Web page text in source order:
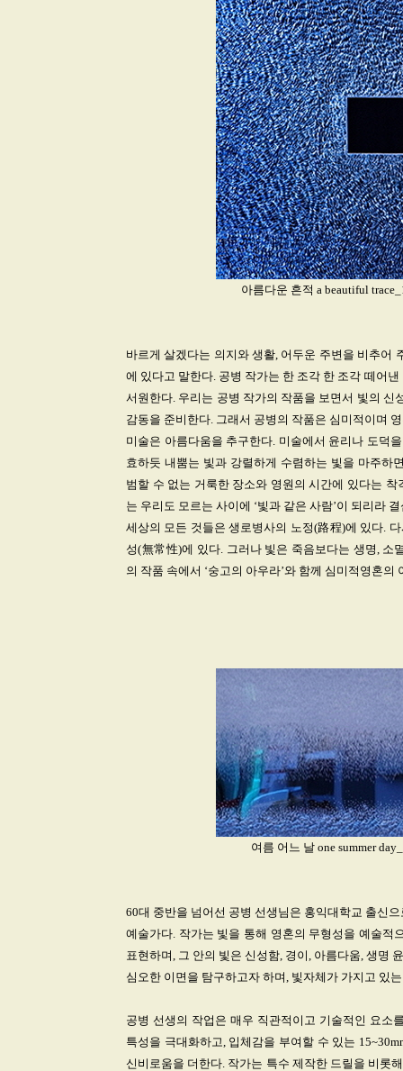
아름다운 흔적 a beautiful
바르게 살겠다는 의지와 생활, 어두운 주변을 비추어
에 있다고 말한다. 공병 작가는 한 조각 한 조각 떼어
서원한다. 우리는 공병 작가의 작품을 보면서 빛의 신
감동을 준비한다. 그래서 공병의 작품은 심미적이며
미술은 아름다움을 추구한다. 미술에서 윤리나 도덕
효하듯 내뿜는 빛과 강렬하게 수렴하는 빛을 마주하
범할 수 없는 거룩한 장소와 영원의 시간에 있다는
는 우리도 모르는 사이에 ‘빛과 같은 사람’이 되리라
세상의 모든 것들은 생로병사의 노정(路程)에 있다.
성(無常性)에 있다. 그러나 빛은 죽음보다는 생명, 소
의 작품 속에서 ‘숭고의 아우라’와 함께 심미적영혼의
여름 어느 날 one summer
60대 중반을 넘어선 공병 선생님은 홍익대학교 출신
예술가다. 작가는 빛을 통해 영혼의 무형성을 예술적
표현하며, 그 안의 빛은 신성함, 경이, 아름다움, 생명
심오한 이면을 탐구하고자 하며, 빛자체가 가지고 있
공병 선생의 작업은 매우 직관적이고 기술적인 요소
특성을 극대화하고, 입체감을 부여할 수 있는
신비로움을 더한다. 작가는 특수 제작한 드릴을 비롯